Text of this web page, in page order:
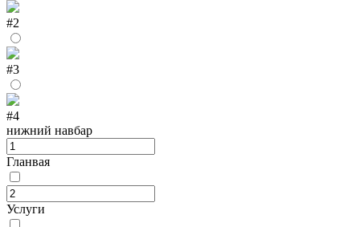
#2
#3
#4
нижний навбар
Гланвая
Услуги